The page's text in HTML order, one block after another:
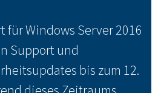
für Windows Server 2016
Support und
bis zum 12.